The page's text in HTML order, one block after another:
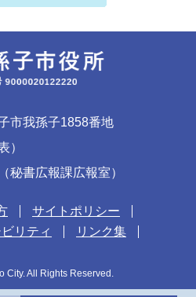
市我孫子1858番地
）
秘書広報課広報室）
サイトポリシー
リティ
リンク集
City. All Rights Reserved.